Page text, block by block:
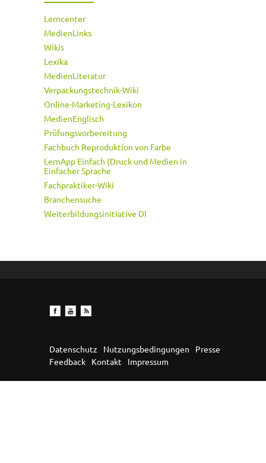
Lerncenter
MedienLinks
Wikis
Lexika
MedienLiteratur
Verpackungstechnik-Wiki
Online-Marketing-Lexikon
MedienEnglisch
Prüfungsvorbereitung
Fachbuch Reproduktion von Farbe
LernApp Einfach (Druck und Medien in
Einfacher Sprache
Fachpraktiker-Wiki
Branchensuche
Weiterbildungsinitiative DI
Datenschutz Nutzungsbedingungen
Presse
Feedback
Kontakt Impressum